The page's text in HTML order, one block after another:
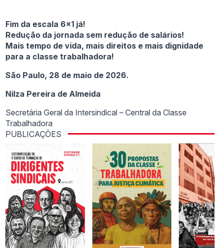
Fim da escala 6×1 já!
Redução da jornada sem redução de salários!
Mais tempo de vida, mais direitos e mais dignidade
para a classe trabalhadora!
São Paulo, 28 de maio de 2026.
Nilza Pereira de Almeida
Secretária Geral da Intersindical – Central da Classe
Trabalhadora
PUBLICAÇÕES